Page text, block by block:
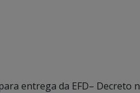
entrega da EFD– Decreto